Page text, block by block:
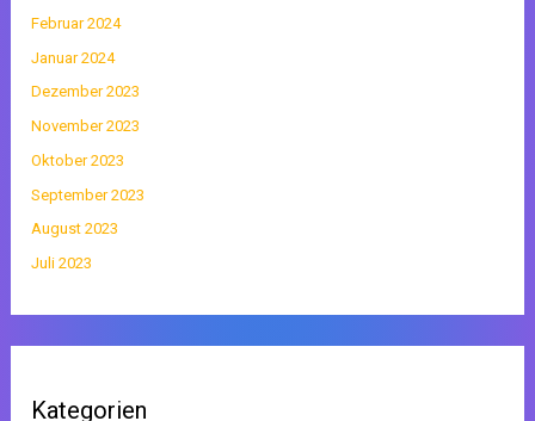
Februar 2024
Januar 2024
Dezember 2023
November 2023
Oktober 2023
September 2023
August 2023
Juli 2023
Kategorien